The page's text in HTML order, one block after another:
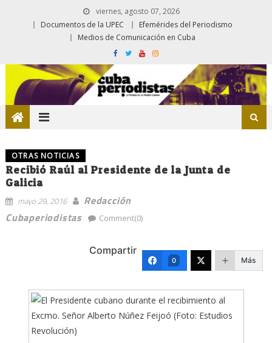
viernes, agosto 07, 2026
Documentos de la UPEC
Efemérides del Periodismo
Medios de Comunicación en Cuba
OTRAS NOTICIAS
Recibió Raúl al Presidente de la Junta de
Galicia
mayo 29, 2016
Redacción
Cubaperiodistas
Comment(0)
Compartir
0 Más